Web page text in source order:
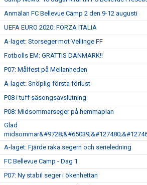
Anmälan FC Bellevue Camp 2 den 9-12 augusti
UEFA EURO 2020: FORZA ITALIA
A-laget: Storseger mot Vellinge FF
Fotbolls EM: GRATTIS DANMARK!!
P07: Målfest på Mellanheden
A-laget: Snöplig första förlust
P08 i tuff säsongsavslutning
P08: Midsommarseger på hemmaplan
Glad
A-laget: Fjärde raka segern och serieledning
FC Bellevue Camp - Dag 1
P07: Ny stabil seger i ökenhettan